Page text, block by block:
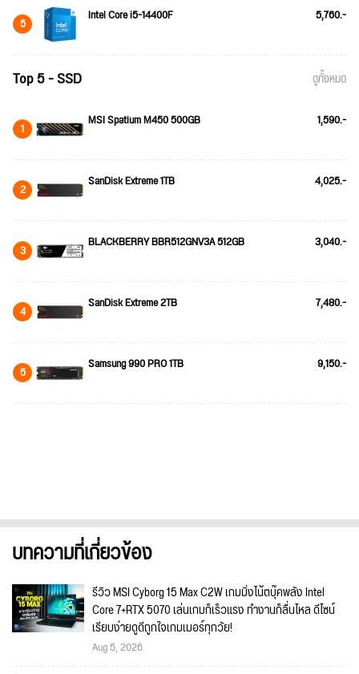
5 Intel Core i5-14400F 5,760.-
Top 5 - SSD ดูทั้งหมด
1 MSI Spatium M450 500GB 1,590.-
2 SanDisk Extreme 1TB 4,025.-
3 BLACKBERRY BBR512GNV3A 512GB 3,040.-
4 SanDisk Extreme 2TB 7,480.-
5 Samsung 990 PRO 1TB 9,150.-
บทความที่เกี่ยวข้อง
รีวิว MSI Cyborg 15 Max C2W เกมมิ่งโน้ตบุ๊คพลัง Intel
Core 7+RTX 5070 เล่นเกมก็เร็วแรง ทำงานก็ลื่นไหล ดีไซน์
เรียบง่ายดูดีถูกใจเกมเมอร์ทุกวัย!
Aug 5, 2026